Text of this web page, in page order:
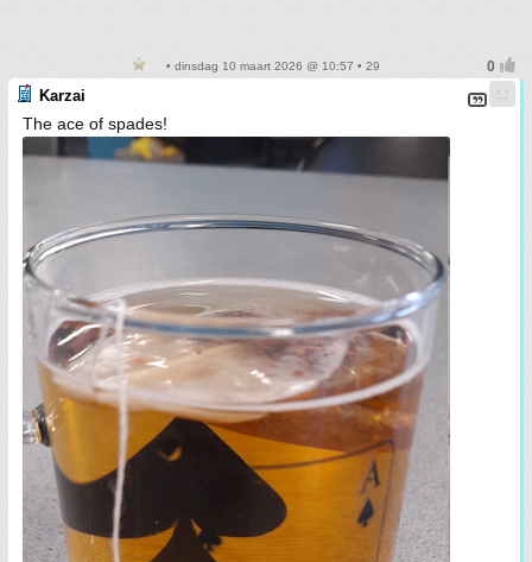
• dinsdag 10 maart 2026 @ 10:57 • 29
Karzai
The ace of spades!